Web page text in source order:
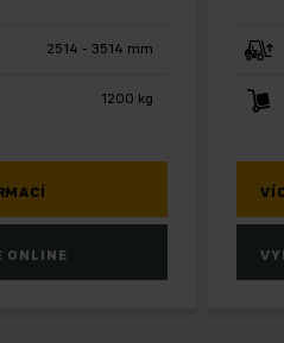
2514 - 3514 mm
1200 kg
ONLINE